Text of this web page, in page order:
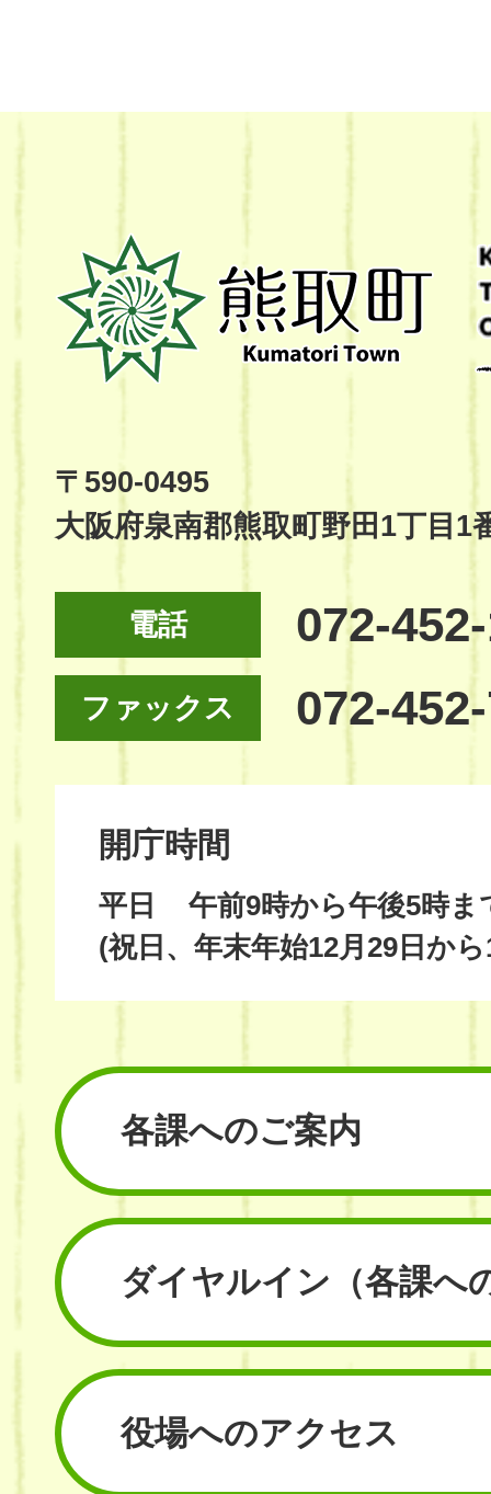
熊
取
町
Kumatori
Site
〒590-0495
大阪府泉南郡熊取町野田1丁目1
電話 072-
ファックス 072-
開庁時間
平日
午前9時から午後5時ま
(祝日、年末年始12月29日か
各課へのご案内
ダイヤルイン （各課へ
役場へのアクセス